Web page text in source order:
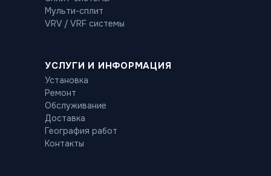
Мульти-сплит
VRV / VRF системы
УСЛУГИ И ИНФОРМАЦИЯ
Установка
Ремонт
Обслуживание
Доставка
География работ
Контакты